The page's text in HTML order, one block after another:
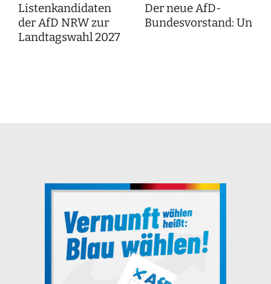
Listenkandidaten
der AfD NRW zur
Landtagswahl 2027
Der neue AfD-
Bundesvorstand: